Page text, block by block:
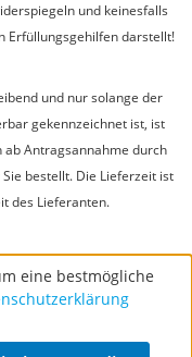
und keinesfalls
Erfüllungsgehilfen darstellt!
und nur solange der
gekennzeichnet ist, ist
ab Antragsannahme durch
bestellt. Die Lieferzeit ist
des Lieferanten.
eine bestmögliche